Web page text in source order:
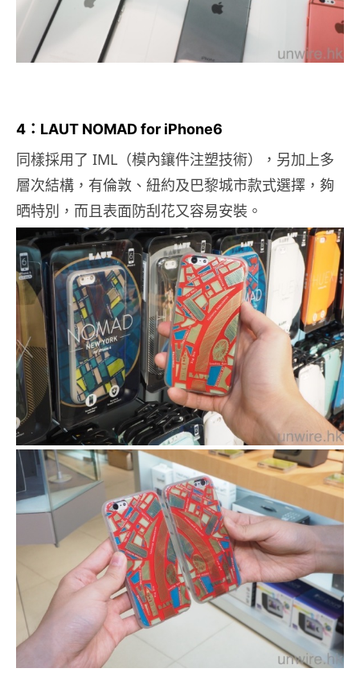
4：LAUT NOMAD for iPhone6
同樣採用了 IML（模內鑲件注塑技術），另加上多
層次結構，有倫敦、紐約及巴黎城市款式選擇，夠
晒特別，而且表面防刮花又容易安裝。